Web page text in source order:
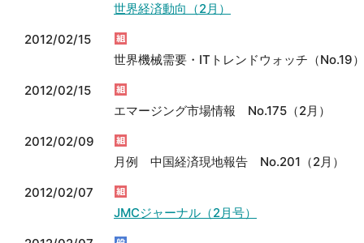
世界経済動向（2月）
2012/02/15
世界機械需要・ITトレンドウォッチ（No.19）
2012/02/15
エマージング市場情報 No.175（2月）
2012/02/09
月例 中国経済現地報告 No.201（2月）
2012/02/07
JMCジャーナル（2月号）